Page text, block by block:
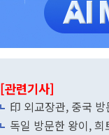
[관련기사]
印 외교장관, 중국
독일 방문한 왕이,